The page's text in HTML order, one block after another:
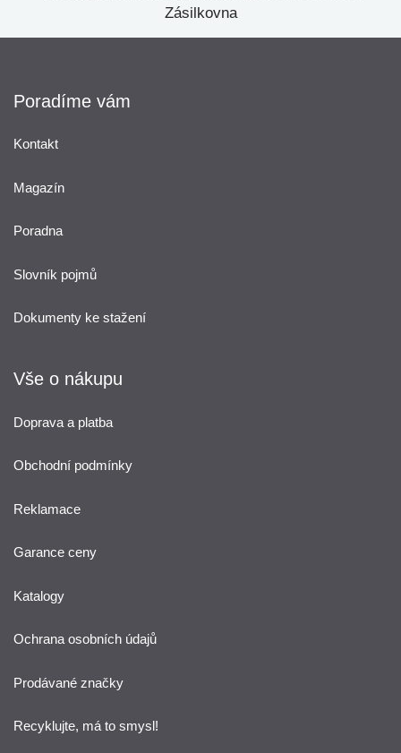
Zásilkovna
Poradíme vám
Kontakt
Magazín
Poradna
Slovník pojmů
Dokumenty ke stažení
Vše o nákupu
Doprava a platba
Obchodní podmínky
Reklamace
Garance ceny
Katalogy
Ochrana osobních údajů
Prodávané značky
Recyklujte, má to smysl!